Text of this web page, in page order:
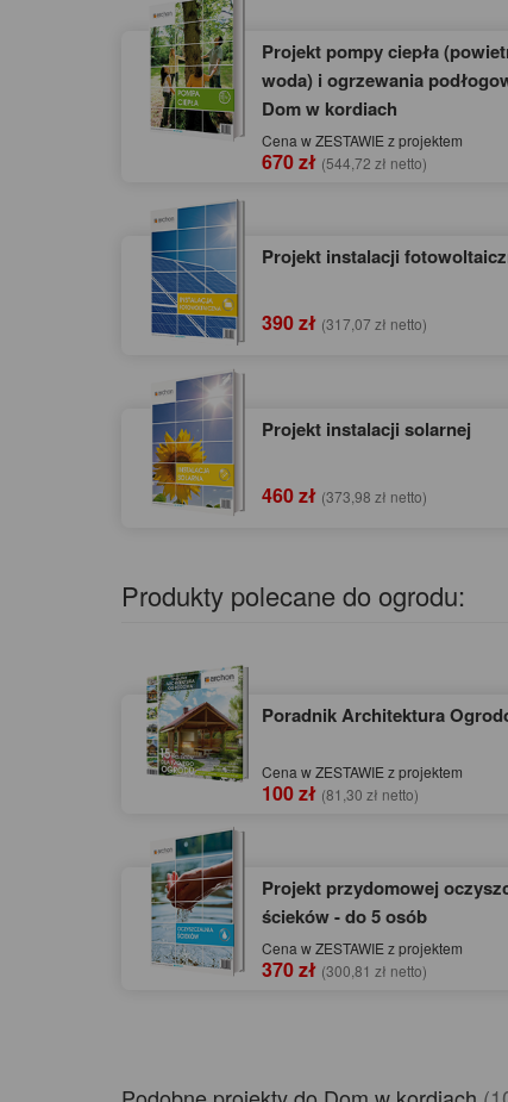
Projekt pompy ciepła
woda) i ogrzewania
Dom w kordiach
Cena w ZESTAWIE z projektem
670 zł (544,72 zł netto)
Projekt instalacji
390 zł (317,07 zł netto)
Projekt instalacji solarnej
460 zł (373,98 zł netto)
Produkty polecane do ogrodu:
Poradnik Architektura
Cena w ZESTAWIE z projektem
100 zł (81,30 zł netto)
Projekt przydomowej
ścieków - do 5 osób
Cena w ZESTAWIE z projektem
370 zł (300,81 zł netto)